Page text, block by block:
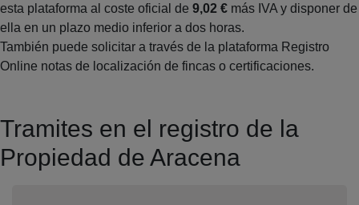
esta plataforma al coste oficial de 9,02 € más IVA y disponer de
ella en un plazo medio inferior a dos horas.
También puede solicitar a través de la plataforma Registro
Online notas de localización de fincas o certificaciones.
Tramites en el registro de la
Propiedad de Aracena